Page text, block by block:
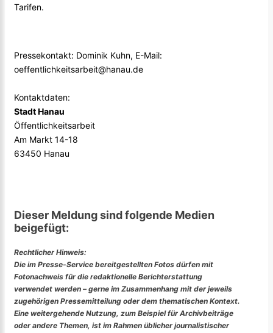
Tarifen.
Pressekontakt: Dominik Kuhn, E-Mail:
oeffentlichkeitsarbeit@hanau.de
Kontaktdaten:
Stadt Hanau
Öffentlichkeitsarbeit
Am Markt 14-18
63450 Hanau
Dieser Meldung sind folgende Medien
beigefügt:
Rechtlicher Hinweis:
Die im Presse-Service bereitgestellten Fotos dürfen mit
Fotonachweis für die redaktionelle Berichterstattung
verwendet werden – gerne im Zusammenhang mit der jeweils
zugehörigen Pressemitteilung oder dem thematischen Kontext.
Eine weitergehende Nutzung, zum Beispiel für Archivbeiträge
oder andere Themen, ist im Rahmen üblicher journalistischer